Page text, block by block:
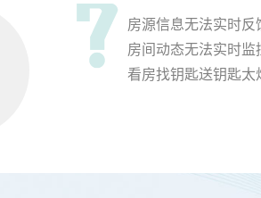
房源信息无法实时反
房间动态无法实时监
看房找钥匙送钥匙太